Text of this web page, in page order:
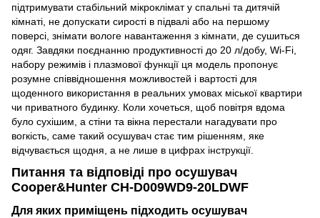
підтримувати стабільний мікроклімат у спальні та дитячій
кімнаті, не допускати сирості в підвалі або на першому
поверсі, знімати вологе навантаження з кімнати, де сушиться
одяг. Завдяки поєднанню продуктивності до 20 л/добу, Wi-Fi,
набору режимів і плазмової функції ця модель пропонує
розумне співвідношення можливостей і вартості для
щоденного використання в реальних умовах міської квартири
чи приватного будинку. Коли хочеться, щоб повітря вдома
було сухішим, а стіни та вікна перестали нагадувати про
вогкість, саме такий осушувач стає тим рішенням, яке
відчувається щодня, а не лише в цифрах інструкції.
Питання та відповіді про осушувач
Cooper&Hunter CH-D009WD9-20LDWF
Для яких приміщень підходить осушувач